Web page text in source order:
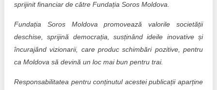
sprijinit financiar de către Fundația Soros Moldova.
Fundația Soros Moldova promovează valorile societății
deschise, sprijină democrația, susținând ideile inovative și
încurajând vizionarii, care produc schimbări pozitive, pentru
ca Moldova să devină un loc mai bun pentru trai.
Responsabilitatea pentru conținutul acestei publicații aparține